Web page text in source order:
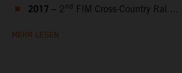
2017 – 2 nd FIM Cross-Country Ral ...
MEHR LESEN